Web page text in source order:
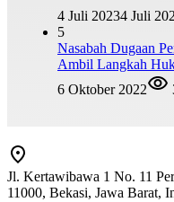
4 Juli 20234 Juli
5
Nasabah Dugaan
Ambil Langkah
6 Oktober 2022
Jl. Kertawibawa 1 No. 11
11000, Bekasi, Jawa Barat,